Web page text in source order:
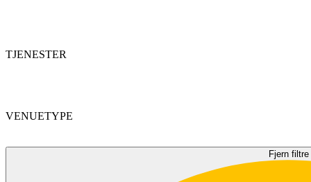
TJENESTER
VENUETYPE
Fjern filtre